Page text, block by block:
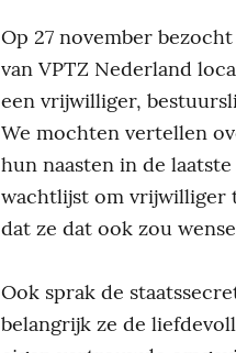
Op 27 november
van VPTZ Nederland
een vrijwilliger,
We mochten vertellen
hun naasten in de
wachtlijst om vrijwilliger
dat ze dat ook zou
Ook sprak de
belangrijk ze de